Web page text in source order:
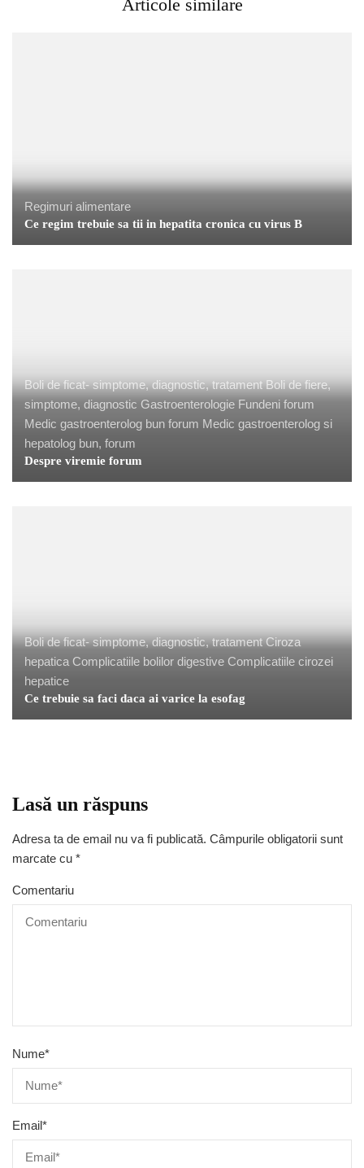
Articole similare
Regimuri alimentare
Ce regim trebuie sa tii in hepatita cronica cu virus B
Boli de ficat- simptome, diagnostic, tratament Boli de fiere,
simptome, diagnostic Gastroenterologie Fundeni forum
Medic gastroenterolog bun forum Medic gastroenterolog si
hepatolog bun, forum
Despre viremie forum
Boli de ficat- simptome, diagnostic, tratament Ciroza
hepatica Complicatiile bolilor digestive Complicatiile cirozei
hepatice
Ce trebuie sa faci daca ai varice la esofag
Lasă un răspuns
Adresa ta de email nu va fi publicată. Câmpurile obligatorii sunt
marcate cu *
Comentariu
Nume*
Email*